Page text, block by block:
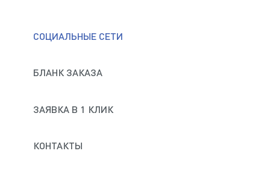
СОЦИАЛЬНЫЕ СЕТИ
БЛАНК ЗАКАЗА
ЗАЯВКА В 1 КЛИК
КОНТАКТЫ